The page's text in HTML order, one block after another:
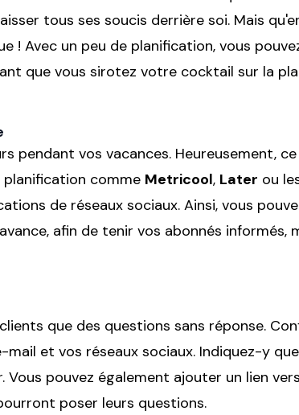
tous ses soucis derrière soi. Mais
! Avec un peu de planification, vous
que vous sirotez votre cocktail sur la
pendant vos vacances. Heureusement,
planification comme Metricool, Later ou
de réseaux sociaux. Ainsi, vous
afin de tenir vos abonnés informés,
que des questions sans réponse.
et vos réseaux sociaux. Indiquez-y
pouvez également ajouter un lien
poser leurs questions.